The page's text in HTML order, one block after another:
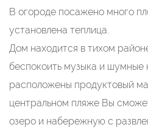
В огороде посажено много
установлена теплица.
Дом находится в тихом
беспокоить музыка и
расположены продуктовый
центральном пляже Вы
озеро и набережную с